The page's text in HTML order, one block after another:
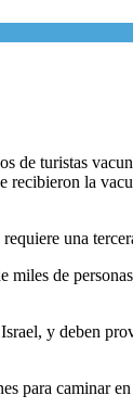
de turistas
recibieron la
una
de
y deben
para caminar